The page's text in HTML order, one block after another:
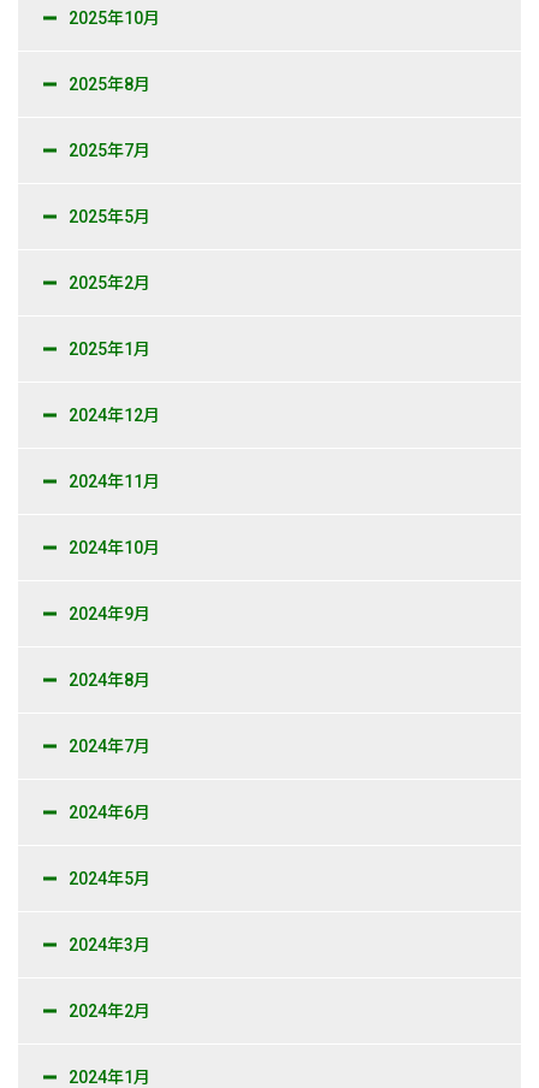
2025年10月
2025年8月
2025年7月
2025年5月
2025年2月
2025年1月
2024年12月
2024年11月
2024年10月
2024年9月
2024年8月
2024年7月
2024年6月
2024年5月
2024年3月
2024年2月
2024年1月